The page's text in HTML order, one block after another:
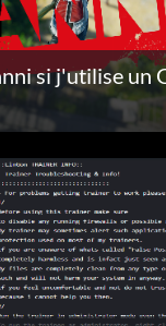
si j'utilise un